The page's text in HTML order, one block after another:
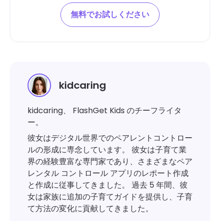
無料でお試しください
kidcaring
kidcaring、 FlashGet Kids のチーフライタ
ー。
彼女はデジタル世界でのペアレントコントロー
ルの形成に専念しています。 彼女は子育て業
界の経験豊富な専門家であり、さまざまなペア
レンタル コントロール アプリのレポート作成
と作成に従事してきました。 過去 5 年間、彼
女は家族に追加の子育てガイドを提供し、子育
て方法の変化に貢献してきました。